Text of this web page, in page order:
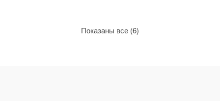
Показаны все (6)